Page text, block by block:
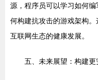
源，程序员可以学习如何
何构建抗攻击的游戏架构
互联网生态的健康发展。
五、未来展望：构建更